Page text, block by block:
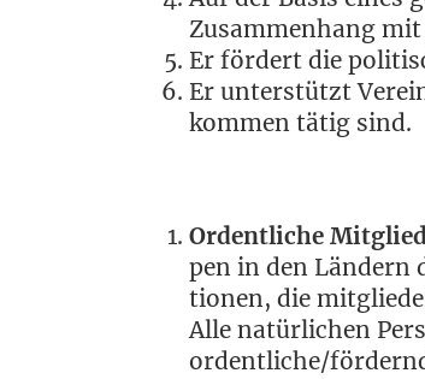
Zusam­men­hang
Er för­dert die
Er unter­stützt
kom­men tätig sind.
Ordent­li­che
pen in den Län­dern
tio­nen, die
Alle natür­li­chen
ordentliche/